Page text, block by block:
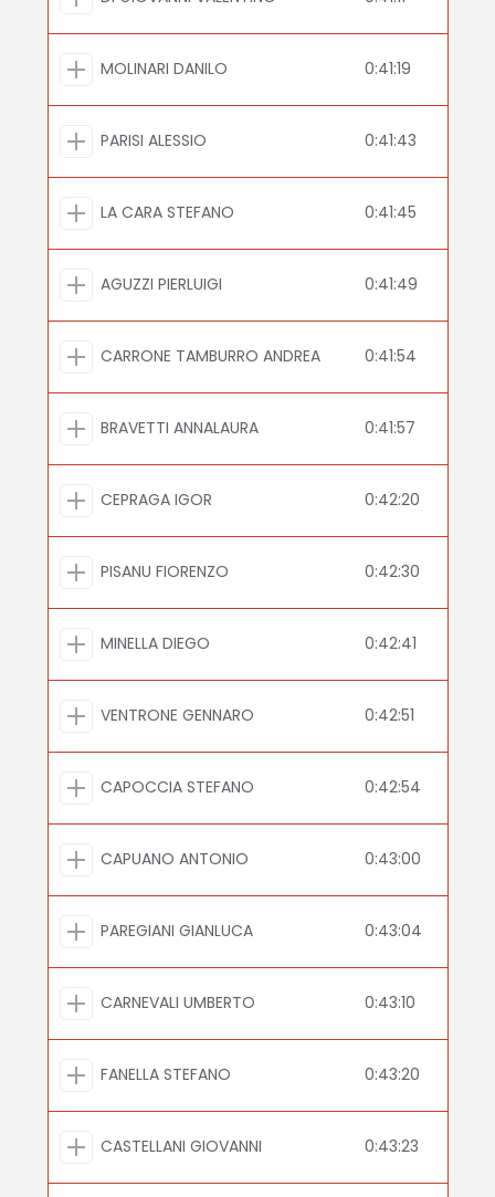
MOLINARI DANILO 0:41:19
PARISI ALESSIO 0:41:43
LA CARA STEFANO 0:41:45
AGUZZI PIERLUIGI 0:41:49
CARRONE TAMBURRO ANDREA 0:41:54
BRAVETTI ANNALAURA 0:41:57
CEPRAGA IGOR 0:42:20
PISANU FIORENZO 0:42:30
MINELLA DIEGO 0:42:41
VENTRONE GENNARO 0:42:51
CAPOCCIA STEFANO 0:42:54
CAPUANO ANTONIO 0:43:00
PAREGIANI GIANLUCA 0:43:04
CARNEVALI UMBERTO 0:43:10
FANELLA STEFANO 0:43:20
CASTELLANI GIOVANNI 0:43:23